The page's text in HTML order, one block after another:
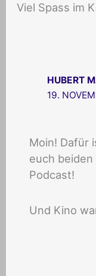
Viel Spass im
HUBERT
19.
Moin! Dafür
euch
Podcast!
Und Kino